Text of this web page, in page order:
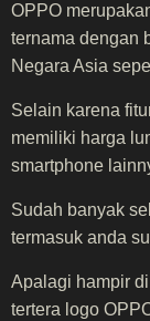
OPPO
ternama dengan
Negara Asia
Selain karena
memiliki harga
smartphone
Sudah banyak
termasuk anda
Apalagi hampir
tertera logo